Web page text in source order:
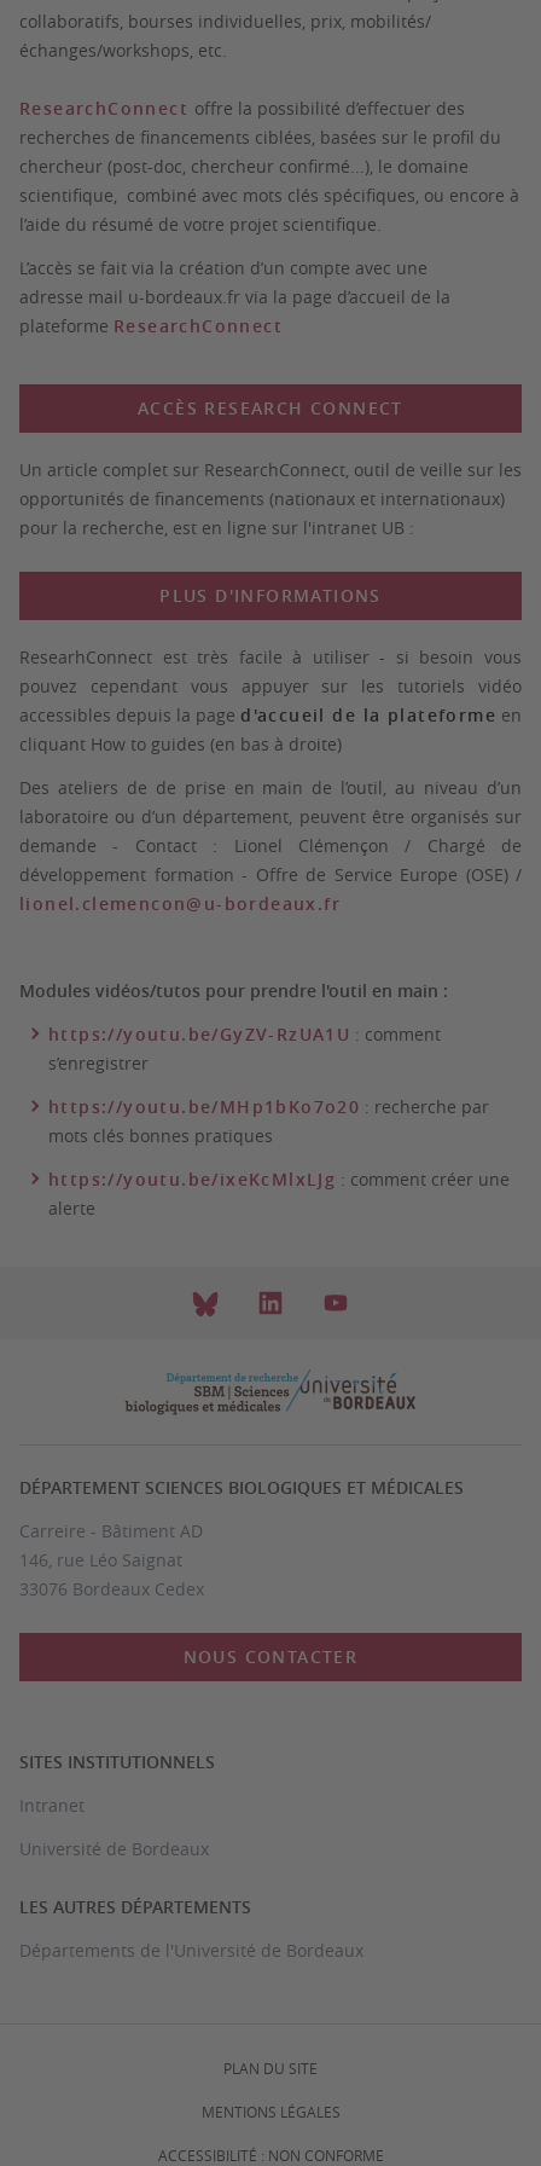
collaboratifs, bourses individuelles, prix, mobilités/
échanges/workshops, etc.
ResearchConnect offre la possibilité d’effectuer des
recherches de financements ciblées, basées sur le profil du
chercheur (post-doc, chercheur confirmé...), le domaine
scientifique, combiné avec mots clés spécifiques, ou encore à
l’aide du résumé de votre projet scientifique.
L’accès se fait via la création d’un compte avec une
adresse mail u-bordeaux.fr via la page d’accueil de la
plateforme ResearchConnect
ACCÈS RESEARCH CONNECT
Un article complet sur ResearchConnect, outil de veille sur les
opportunités de financements (nationaux et internationaux)
pour la recherche, est en ligne sur l'intranet UB :
PLUS D'INFORMATIONS
ResearhConnect est très facile à utiliser - si besoin vous
pouvez cependant vous appuyer sur les tutoriels vidéo
accessibles depuis la page d'accueil de la plateforme en
cliquant How to guides (en bas à droite)
Des ateliers de de prise en main de l’outil, au niveau d’un
laboratoire ou d’un département, peuvent être organisés sur
demande - Contact : Lionel Clémençon / Chargé de
développement formation - Offre de Service Europe (OSE) /
lionel.clemencon@u-bordeaux.fr
Modules vidéos/tutos pour prendre l'outil en main :
https://youtu.be/GyZV-RzUA1U : comment
s’enregistrer
https://youtu.be/MHp1bKo7o20 : recherche par
mots clés bonnes pratiques
https://youtu.be/ixeKcMlxLJg : comment créer une
alerte
DÉPARTEMENT SCIENCES BIOLOGIQUES ET MÉDICALES
Carreire - Bâtiment AD
146, rue Léo Saignat
33076 Bordeaux Cedex
NOUS CONTACTER
SITES INSTITUTIONNELS
Intranet
Université de Bordeaux
LES AUTRES DÉPARTEMENTS
Départements de l'Université de Bordeaux
PLAN DU SITE
MENTIONS LÉGALES
ACCESSIBILITÉ : NON CONFORME